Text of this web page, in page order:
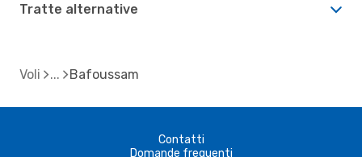
Tratte alternative
Voli Bafoussam
Contatti
Domande frequenti